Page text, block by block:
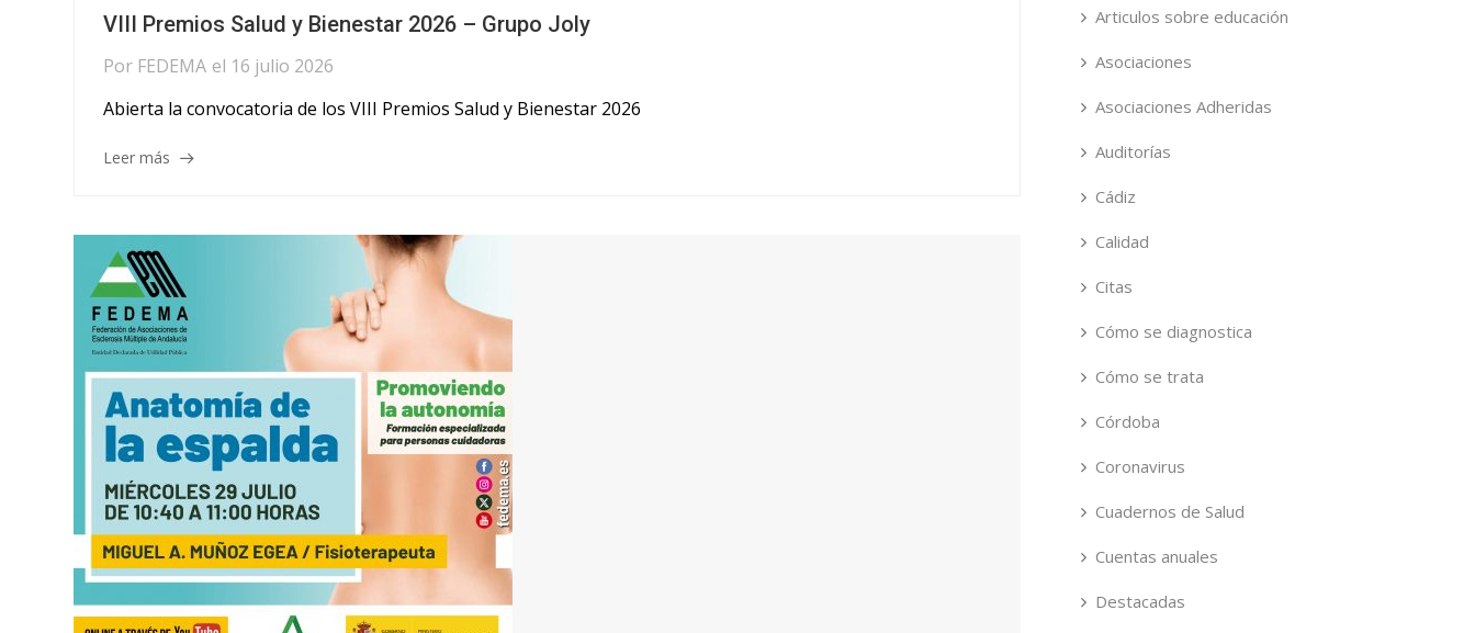
VIII Premios Salud y Bienestar 2026 – Grupo Joly
Por FEDEMA el 16 julio 2026
Abierta la convocatoria de los VIII Premios Salud y Bienestar 2026
Leer más
Articulos sobre educación
Asociaciones
Asociaciones Adheridas
Auditorías
Cádiz
Calidad
Citas
Cómo se diagnostica
Cómo se trata
Córdoba
Coronavirus
Cuadernos de Salud
Cuentas anuales
Destacadas